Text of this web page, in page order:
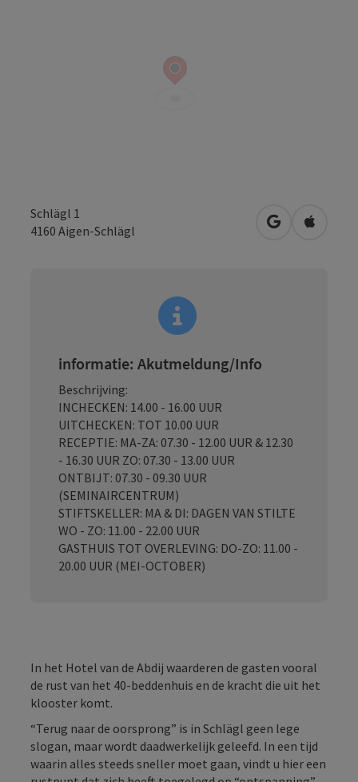
Schlägl 1
4160 Aigen-Schlägl Openen in
informatie: Akutmeldung/Info
Beschrijving:
INCHECKEN: 14.00 - 16.00 UUR
UITCHECKEN: TOT 10.00 UUR
RECEPTIE: MA-ZA: 07.30 - 12.00 UUR & 12.30
- 16.30 UUR ZO: 07.30 - 13.00 UUR
ONTBIJT: 07.30 - 09.30 UUR
(SEMINAIRCENTRUM)
STIFTSKELLER: MA & DI: DAGEN VAN STILTE
WO - ZO: 11.00 - 22.00 UUR
GASTHUIS TOT OVERLEVING: DO-ZO: 11.00 -
20.00 UUR (MEI-OCTOBER)
In het Hotel van de Abdij waarderen de gasten vooral
de rust van het 40-beddenhuis en de kracht die uit het
klooster komt.
“Terug naar de oorsprong” is in Schlägl geen lege
slogan, maar wordt daadwerkelijk geleefd. In een tijd
waarin alles steeds sneller moet gaan, vindt u hier een